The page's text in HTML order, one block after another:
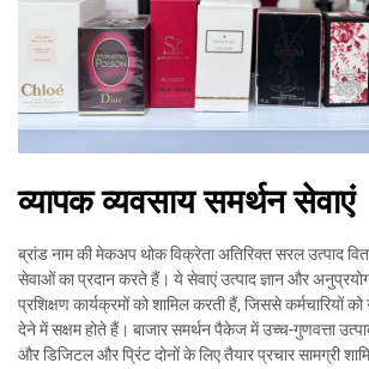
व्यापक व्यवसाय समर्थन सेवाएं
ब्रांड नाम की मेकअप थोक विक्रेता अतिरिक्त सरल उत्पाद
सेवाओं का प्रदान करते हैं। ये सेवाएं उत्पाद ज्ञान और
प्रशिक्षण कार्यक्रमों को शामिल करती हैं, जिससे कर्मचारियों
देने में सक्षम होते हैं। बाजार समर्थन पैकेज में उच्च-गुणवत्ता
और डिजिटल और प्रिंट दोनों के लिए तैयार प्रचार सामग्री